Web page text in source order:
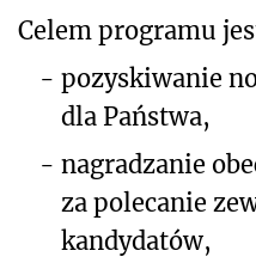
Celem programu
- pozyskiwanie
dla Państwa,
- nagradzanie
za polecanie
kandydatów,